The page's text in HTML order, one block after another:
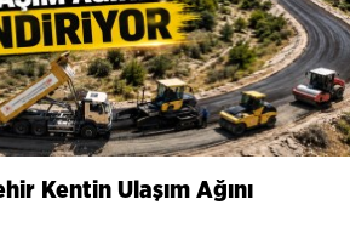
Kentin Ulaşım Ağını